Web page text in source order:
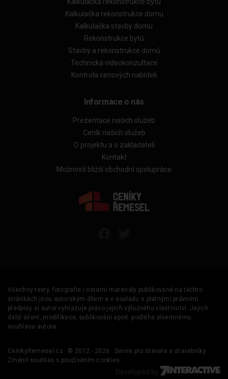
Kalkulačka rekonstrukce domu
Kalkulačka stavby domu
Rekonstrukce bytů
Stavby a rekonstrukce domů
Technická videokonzultace
Kontrola cenových nabídek
Informace o nás
Prezentace našich služeb
Ceník našich služeb
O projektu a o zakladateli
Kontakt
Možnosti bližší obchodní spolupráce
Všechny texty, fotografie i ostatní materiály publikované na těchto
stránkách jsou autorským dílem a v souladu s platnými právními
předpisy si autor vyhrazuje právo jejich výlučného vlastnictví. Jejich
další šíření, modifikace, publikování apod. podléhá písemnému
souhlasu autora.
CenikyRemesel.cz © 2012 - 2026
Servis pro stavaře a stavebníky
Změnit souhlas s používáním cookies
Developed by